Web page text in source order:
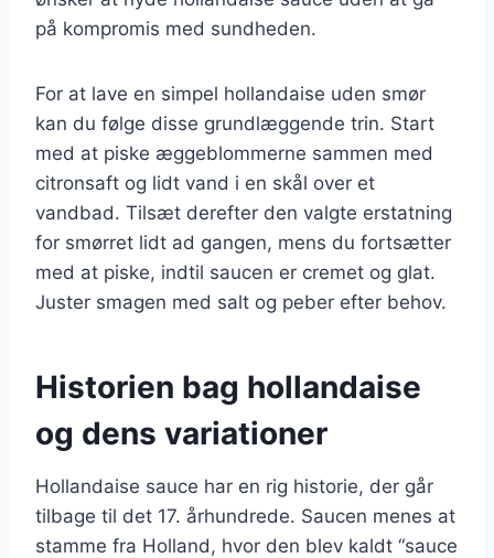
på kompromis med sundheden.
For at lave en simpel hollandaise uden smør
kan du følge disse grundlæggende trin. Start
med at piske æggeblommerne sammen med
citronsaft og lidt vand i en skål over et
vandbad. Tilsæt derefter den valgte erstatning
for smørret lidt ad gangen, mens du fortsætter
med at piske, indtil saucen er cremet og glat.
Juster smagen med salt og peber efter behov.
Historien bag hollandaise
og dens variationer
Hollandaise sauce har en rig historie, der går
tilbage til det 17. århundrede. Saucen menes at
stamme fra Holland, hvor den blev kaldt “sauce